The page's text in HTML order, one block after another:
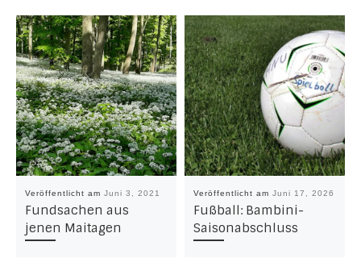
Veröffentlicht am Juni 3, 2021
Fundsachen aus
jenen Maitagen
Veröffentlicht am Juni 17, 2026
Fußball: Bambini-
Saisonabschluss